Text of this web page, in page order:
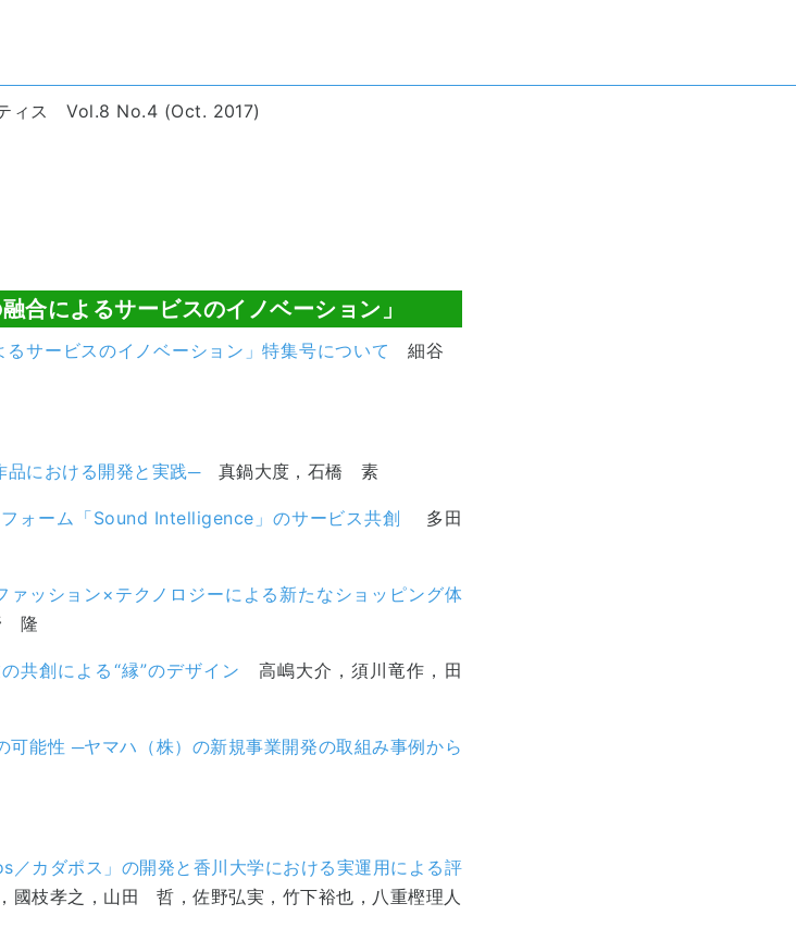
ィス Vol.8 No.4 (Oct. 2017)
合によるサービスのイノベーション」
るサービスのイノベーション」特集号について
細谷
における開発と実践─真鍋大度，石橋 素
ォーム「Sound Intelligence」のサービス共創 多田
ッション×テクノロジーによる新たなショッピング体
隆
共創による“縁”のデザイン 高嶋大介，須川竜作，田
可能性 ─ヤマハ（株）の新規事業開発の取組み事例から
／カダポス」の開発と香川大学における実運用による評
枝孝之，山田 哲，佐野弘実，竹下裕也，八重樫理人